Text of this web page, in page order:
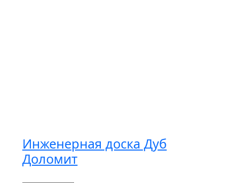
Инженерная доска Дуб
Доломит